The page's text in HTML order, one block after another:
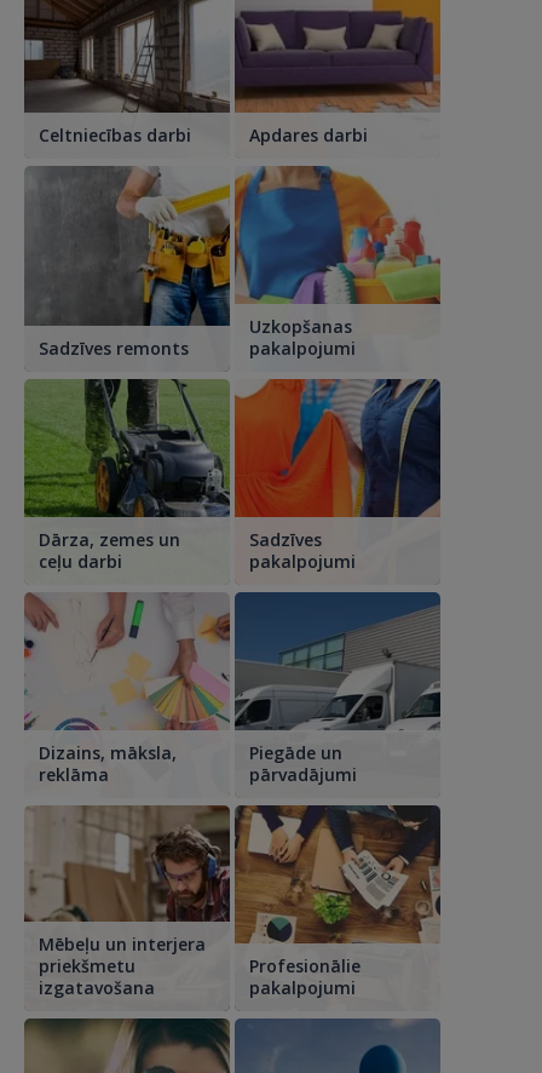
Celtniecības darbi Apdares darbi
Sadzīves remonts
Uzkopšanas
pakalpojumi
Dārza, zemes un
ceļu darbi
Sadzīves
pakalpojumi
Dizains, māksla,
reklāma
Piegāde un
pārvadājumi
Mēbeļu un interjera
priekšmetu
izgatavošana
Profesionālie
pakalpojumi